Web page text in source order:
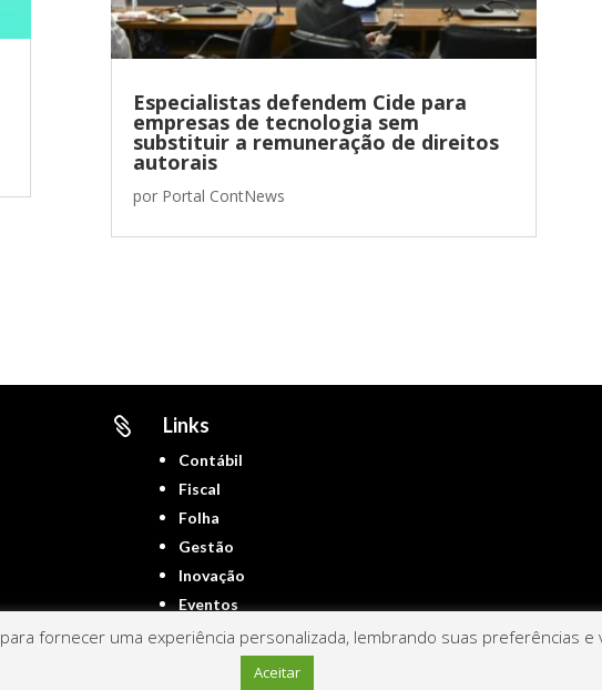
Especialistas defendem Cide para
empresas de tecnologia sem
substituir a remuneração de direitos
autorais
por Portal ContNews
 Links
Contábil
Fiscal
Folha
Gestão
Inovação
Eventos
Portal ContNews © 2022 – Todos os direitos reservados | Mantido por
para fornecer uma experiência personalizada, lembrando suas preferências e
Aceitar